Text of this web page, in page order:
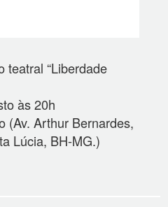
teatral “Liberdade
às 20h
(Av. Arthur Bernardes,
Lúcia, BH-MG.)